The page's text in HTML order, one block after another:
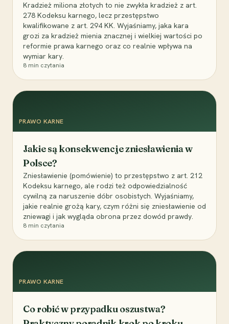
Kradzież miliona złotych to nie zwykła kradzież z art.
278 Kodeksu karnego, lecz przestępstwo
kwalifikowane z art. 294 KK. Wyjaśniamy, jaka kara
grozi za kradzież mienia znacznej i wielkiej wartości po
reformie prawa karnego oraz co realnie wpływa na
wymiar kary.
8 min czytania
PRAWO KARNE
Jakie są konsekwencje zniesławienia w
Polsce?
Zniesławienie (pomówienie) to przestępstwo z art. 212
Kodeksu karnego, ale rodzi też odpowiedzialność
cywilną za naruszenie dóbr osobistych. Wyjaśniamy,
jakie realnie grożą kary, czym różni się zniesławienie od
zniewagi i jak wygląda obrona przez dowód prawdy.
8 min czytania
PRAWO KARNE
Co robić w przypadku oszustwa?